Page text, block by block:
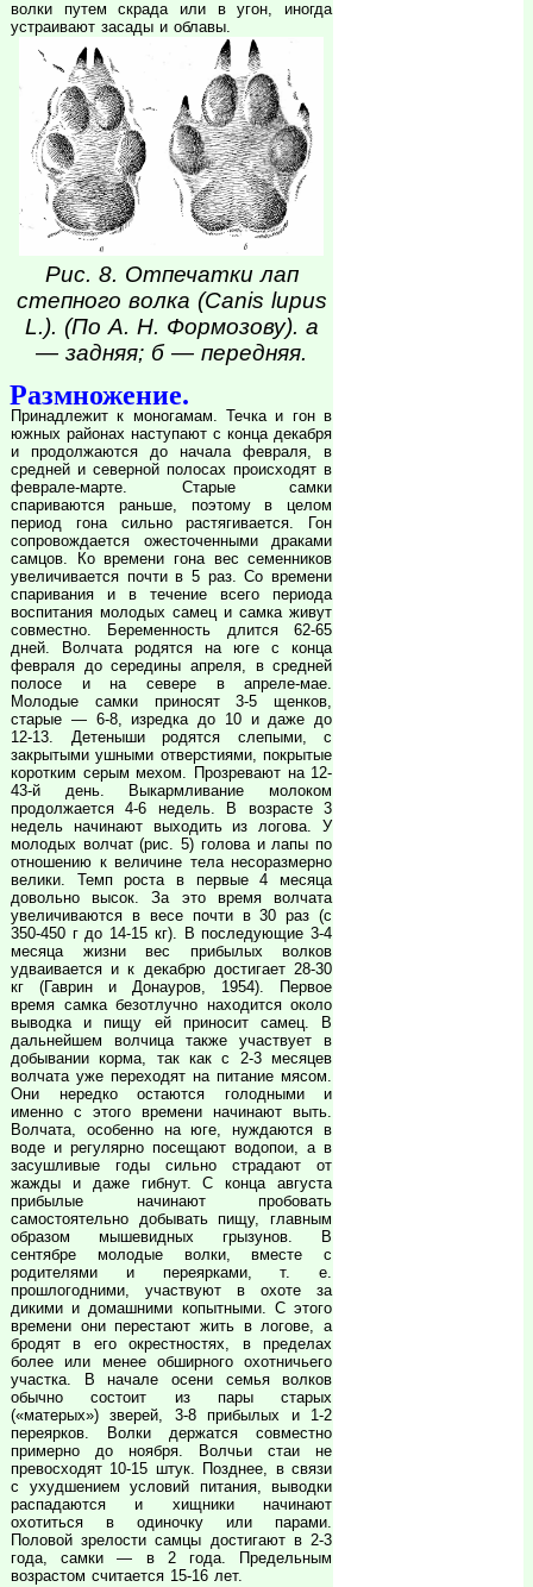
волки путем скрада или в угон, иногда
устраивают засады и облавы.
Рис. 8. Отпечатки лап
степного волка (Canis lupus
L.). (По А. Н. Формозову). а
— задняя; б — передняя.
Размножение.
Принадлежит к моногамам. Течка и гон в
южных районах наступают с конца декабря
и продолжаются до начала февраля, в
средней и северной полосах происходят в
феврале-марте. Старые самки
спариваются раньше, поэтому в целом
период гона сильно растягивается. Гон
сопровождается ожесточенными драками
самцов. Ко времени гона вес семенников
увеличивается почти в 5 раз. Со времени
спаривания и в течение всего периода
воспитания молодых самец и самка живут
совместно. Беременность длится 62-65
дней. Волчата родятся на юге с конца
февраля до середины апреля, в средней
полосе и на севере в апреле-мае.
Молодые самки приносят 3-5 щенков,
старые — 6-8, изредка до 10 и даже до
12-13. Детеныши родятся слепыми, с
закрытыми ушными отверстиями, покрытые
коротким серым мехом. Прозревают на 12-
43-й день. Выкармливание молоком
продолжается 4-6 недель. В возрасте 3
недель начинают выходить из логова. У
молодых волчат (рис. 5) голова и лапы по
отношению к величине тела несоразмерно
велики. Темп роста в первые 4 месяца
довольно высок. За это время волчата
увеличиваются в весе почти в 30 раз (с
350-450 г до 14-15 кг). В последующие 3-4
месяца жизни вес прибылых волков
удваивается и к декабрю достигает 28-30
кг (Гаврин и Донауров, 1954). Первое
время самка безотлучно находится около
выводка и пищу ей приносит самец. В
дальнейшем волчица также участвует в
добывании корма, так как с 2-3 месяцев
волчата уже переходят на питание мясом.
Они нередко остаются голодными и
именно с этого времени начинают выть.
Волчата, особенно на юге, нуждаются в
воде и регулярно посещают водопои, а в
засушливые годы сильно страдают от
жажды и даже гибнут. С конца августа
прибылые начинают пробовать
самостоятельно добывать пищу, главным
образом мышевидных грызунов. В
сентябре молодые волки, вместе с
родителями и переярками, т. е.
прошлогодними, участвуют в охоте за
дикими и домашними копытными. С этого
времени они перестают жить в логове, а
бродят в его окрестностях, в пределах
более или менее обширного охотничьего
участка. В начале осени семья волков
обычно состоит из пары старых
(«матерых») зверей, 3-8 прибылых и 1-2
переярков. Волки держатся совместно
примерно до ноября. Волчьи стаи не
превосходят 10-15 штук. Позднее, в связи
с ухудшением условий питания, выводки
распадаются и хищники начинают
охотиться в одиночку или парами.
Половой зрелости самцы достигают в 2-3
года, самки — в 2 года. Предельным
возрастом считается 15-16 лет.